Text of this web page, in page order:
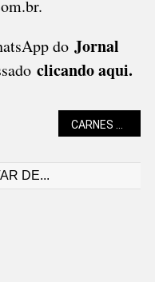
.
do Jornal
clicando aqui.
CARNES FICAM MAIS BARATAS EM SÃO BENTO DO SUL
DE...